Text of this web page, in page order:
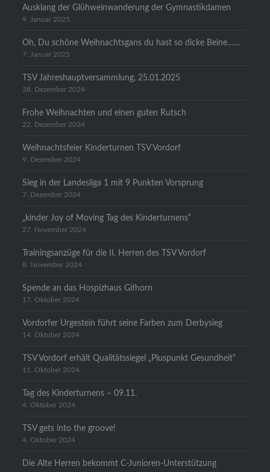
Ausklang der Glühweinwanderung der Gymnastikdamen
9. Januar 2025
Oh, Du schöne Weihnachtsgans du hast so dicke Beine……
7. Januar 2025
TSV Jahreshauptversammlung, 25.01.2025
28. Dezember 2024
Frohe Weihnachten und einen guten Rutsch
22. Dezember 2024
Weihnachtsfeier Kinderturnen TSV Vordorf
9. Dezember 2024
Sieg in der Landesliga 1 mit 9 Punkten Vorsprung
7. Dezember 2024
„kinder Joy of Moving Tag des Kinderturnens“
27. November 2024
Trainingsanzüge für die II. Herren des TSV Vordorf
8. November 2024
Spende an das Hospizhaus Gifhorn
17. Oktober 2024
Vordorfer Urgestein führt seine Farben zum Derbysieg
14. Oktober 2024
TSV Vordorf erhält Qualitätssiegel „Pluspunkt Gesundheit“
11. Oktober 2024
Tag des Kinderturnens – 09.11.
4. Oktober 2024
TSV gets into the groove!
4. Oktober 2024
Die Alte Herren bekommt C-Junioren-Unterstützung